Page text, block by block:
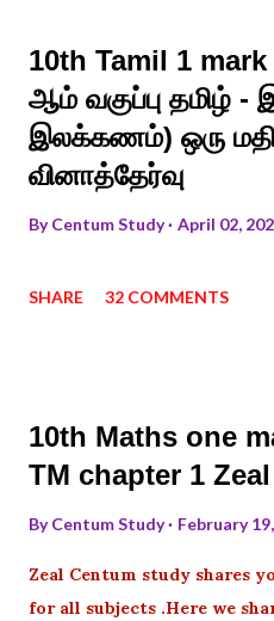
10th Tamil 1
ஆம் வகுப்பு தமிழ் -
இலக்கணம்) ஒரு
வினாத்தேர்வு
ByCentum Study April 02,
SHARE 32 COMMENTS
10th Maths one
TM chapter 1
ByCentum Study February
Zeal Centum study shares
for all subjects .Here we